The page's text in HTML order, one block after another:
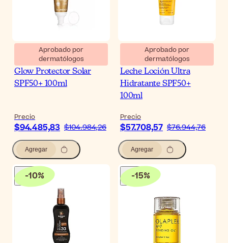
Aprobado por
dermatólogos
Heliocare 360º Body
Glow Protector Solar
SPF50+ 100ml
Precio
$94.485,83 $104.984,26
Agregar
Aprobado por
dermatólogos
Bioderma Photoderm
Leche Loción Ultra
Hidratante SPF50+
100ml
Precio
$57.708,57 $76.944,76
Agregar
-10% -15%